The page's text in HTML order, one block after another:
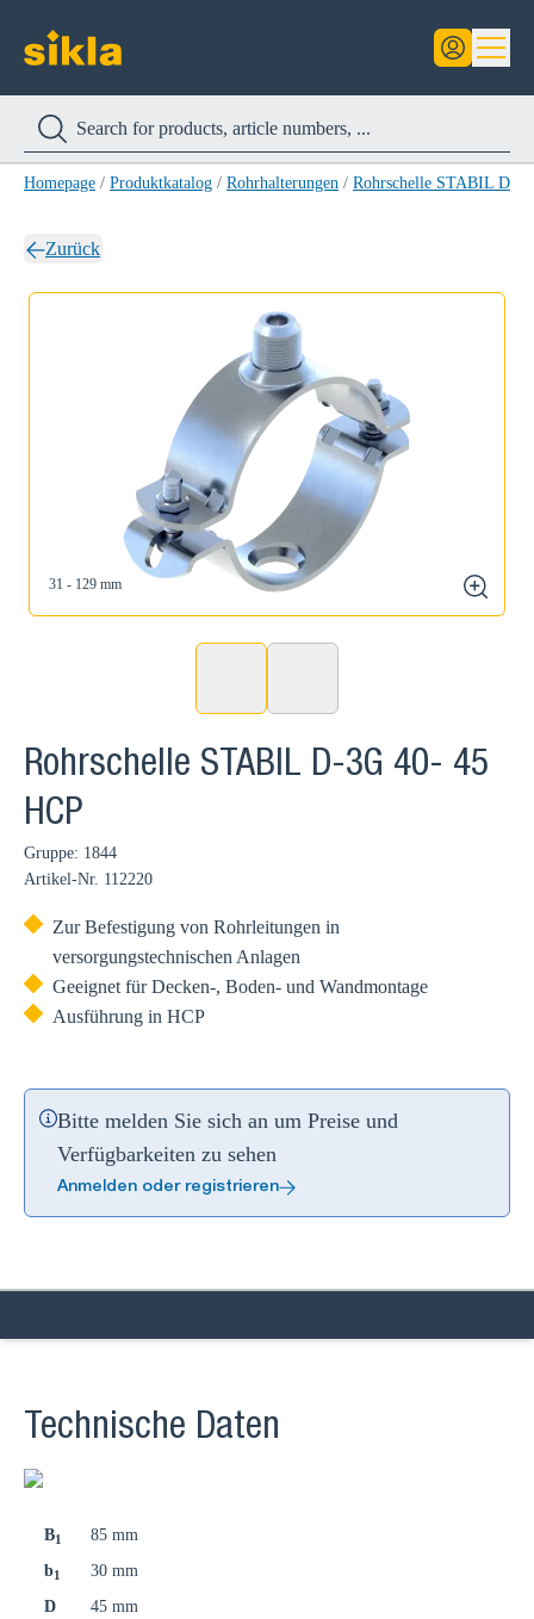
Homepage / Produktkatalog / Rohrhalterungen / Rohrschelle STABIL D-
Zurück
31 - 129 mm
zoom
Rohrschelle STABIL D-3G 40- 45
HCP
Gruppe: 1844
Artikel-Nr. 112220
Zur Befestigung von Rohrleitungen in
versorgungstechnischen Anlagen
Geeignet für Decken-, Boden- und Wandmontage
Ausführung in HCP
Bitte melden Sie sich an um Preise und
Verfügbarkeiten zu sehen
Anmelden oder registrieren
Technische Daten
B1
85 mm
b1
30 mm
D
45 mm